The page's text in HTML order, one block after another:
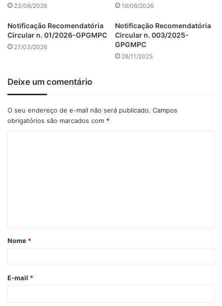
23/06/2026 19/06/2026
Notificação Recomendatória
Circular n. 01/2026-GPGMPC
27/03/2026
Notificação Recomendatória
Circular n. 003/2025-
GPGMPC
28/11/2025
Deixe um comentário
O seu endereço de e-mail não será publicado. Campos
obrigatórios são marcados com *
á
r
*
Nome *
E-mail *